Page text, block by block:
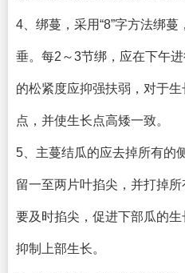
4、绑蔓，采用“8”字方法绑
垂。每2～3节绑，应在下午
的松紧度应抑强扶弱，对于
点，并使生长点高矮一致。
5、主蔓结瓜的应去掉所有的
留一至两片叶掐尖，并打掉
要及时掐尖，促进下部瓜的
抑制上部生长。